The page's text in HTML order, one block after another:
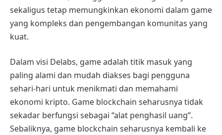
sekaligus tetap memungkinkan ekonomi dalam game
yang kompleks dan pengembangan komunitas yang
kuat.
Dalam visi Delabs, game adalah titik masuk yang
paling alami dan mudah diakses bagi pengguna
sehari-hari untuk menikmati dan memahami
ekonomi kripto. Game blockchain seharusnya tidak
sekadar berfungsi sebagai “alat penghasil uang”.
Sebaliknya, game blockchain seharusnya kembali ke